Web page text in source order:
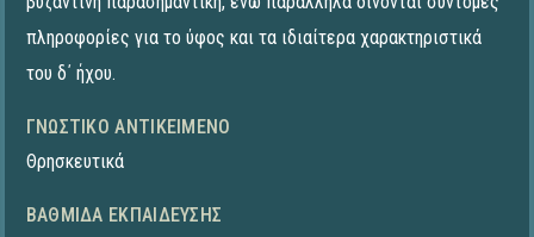
πληροφορίες για το ύφος και τα ιδιαίτερα χαρακτηριστικά
του δ΄ ήχου.
ΓΝΩΣΤΙΚΌ ΑΝΤΙΚΕΊΜΕΝΟ
Θρησκευτικά
ΒΑΘΜΊΔΑ ΕΚΠΑΊΔΕΥΣΗΣ